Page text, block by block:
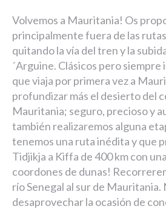
Volvemos a Mauritania! Os
principalmente fuera de las
quitando la vía del tren y la
´Arguine. Clásicos pero
que viaja por primera vez a
profundizar más el desierto del
Mauritania; seguro, precioso y
también realizaremos alguna
tenemos una ruta inédita y que
Tidjikja a Kiffa de 400 km con
coordones de dunas!
río Senegal al sur de Mauritania.
desaprovechar la ocasión de